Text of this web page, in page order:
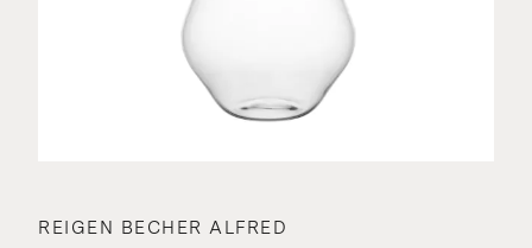
REIGEN BECHER ALFRED